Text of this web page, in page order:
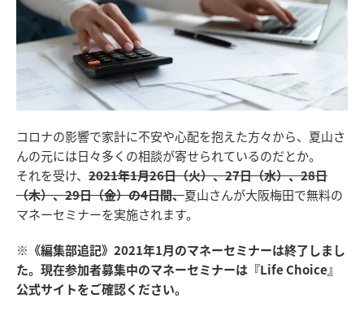
コロナの影響で家計に不安や心配を抱えた方々から、夏山さ
んの元には日々多くの相談が寄せられているのだとか。
それを受け、 2021年1月26日（火）、27日（水）、28日
（木）、29日（金）の4日間、夏山さんが大阪梅田で無料の
マネーセミナーを実施されます。
※《編集部追記》2021年1月のマネーセミナーは終了しまし
た。現在参加者募集中のマネーセミナーは『Life Choice』
公式サイトをご確認ください。